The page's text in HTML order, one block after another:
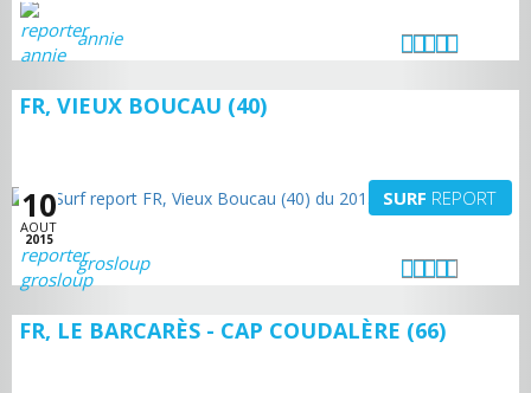
annie
FR, VIEUX BOUCAU (40)
10
AOUT
2015
SURF REPORT
grosloup
FR, LE BARCARÈS - CAP COUDALÈRE (66)